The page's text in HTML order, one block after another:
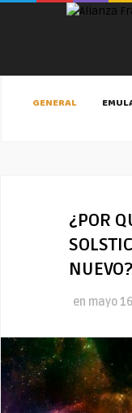
GENERAL
¿POR
NUEVO?
en mayo